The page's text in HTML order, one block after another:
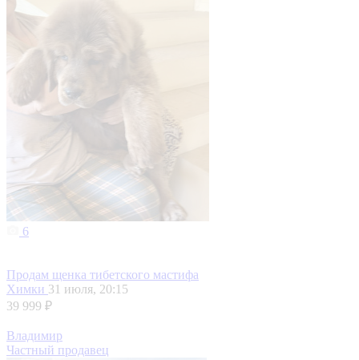
6
Продам щенка тибетского мастифа
Химки 31 июля, 20:15
39 999 ₽
Владимир
Частный продавец